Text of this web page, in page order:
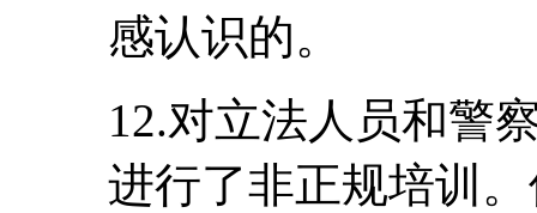
感认识的。
12.对立法人员和警
进行了非正规培训